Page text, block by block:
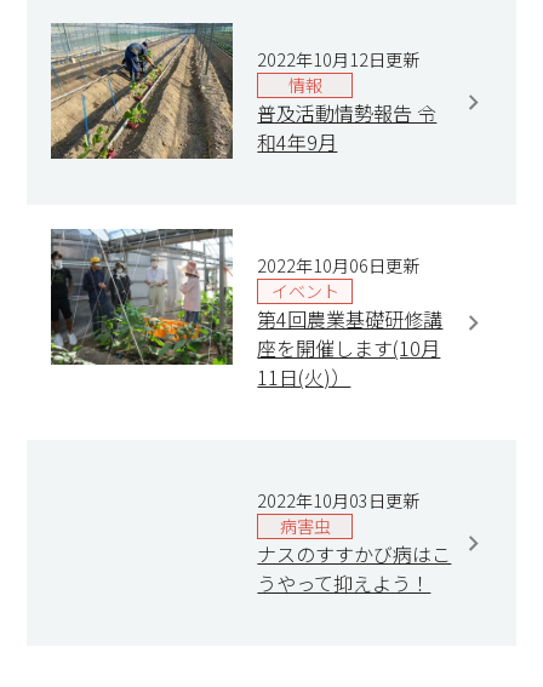
2022年10月12日更新
情報
普及活動情勢報告 令
和4年9月
2022年10月06日更新
イベント
第4回農業基礎研修講
座を開催します(10月
11日(火)）
2022年10月03日更新
病害虫
ナスのすすかび病はこ
うやって抑えよう！